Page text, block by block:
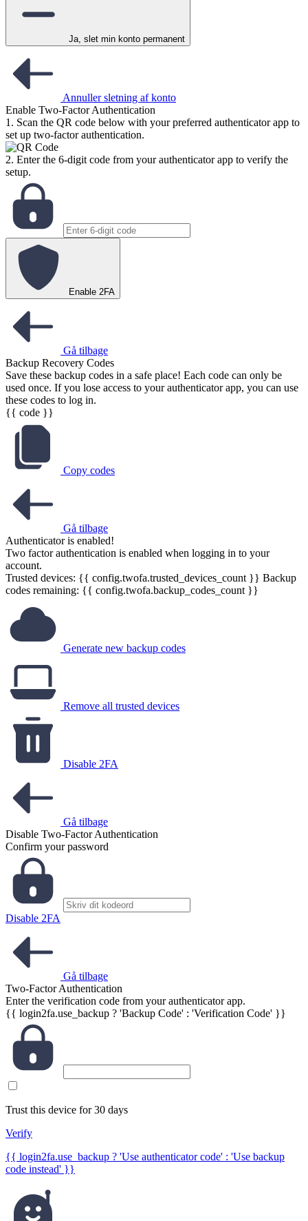
Ja, slet min konto permanent
Annuller sletning af konto
Enable Two-Factor Authentication
1. Scan the QR code below with your preferred authenticator app to
set up two-factor authentication.
2. Enter the 6-digit code from your authenticator app to verify the
setup.
Enable 2FA
Gå tilbage
Backup Recovery Codes
Save these backup codes in a safe place! Each code can only be
used once. If you lose access to your authenticator app, you can use
these codes to log in.
{{ code }}
Copy codes
Gå tilbage
Authenticator is enabled!
Two factor authentication is enabled when logging in to your
account.
Trusted devices: {{ config.twofa.trusted_devices_count }} Backup
codes remaining: {{ config.twofa.backup_codes_count }}
Generate new backup codes
Remove all trusted devices
Disable 2FA
Gå tilbage
Disable Two-Factor Authentication
Confirm your password
Disable 2FA
Gå tilbage
Two-Factor Authentication
Enter the verification code from your authenticator app.
{{ login2fa.use_backup ? 'Backup Code' : 'Verification Code' }}
Trust this device for 30 days
Verify
{{ login2fa.use_backup ? 'Use authenticator code' : 'Use backup
code instead' }}